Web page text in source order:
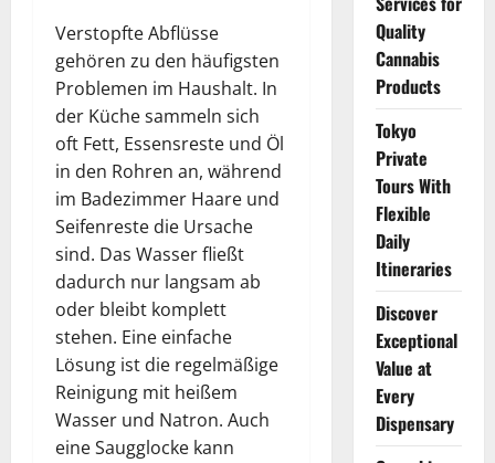
Verstopfte Abflüsse
gehören zu den häufigsten
Problemen im Haushalt. In
der Küche sammeln sich
oft Fett, Essensreste und Öl
in den Rohren an, während
im Badezimmer Haare und
Seifenreste die Ursache
sind. Das Wasser fließt
dadurch nur langsam ab
oder bleibt komplett
stehen. Eine einfache
Lösung ist die regelmäßige
Reinigung mit heißem
Wasser und Natron. Auch
eine Saugglocke kann
Quality
Cannabis
Products
Tokyo
Private
Tours With
Flexible
Daily
Itineraries
Discover
Exceptional
Value at
Every
Dispensary